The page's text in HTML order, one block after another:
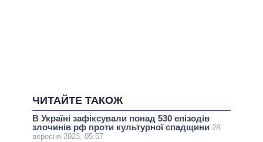
ЧИТАЙТЕ ТАКОЖ
В Україні зафіксували понад 530 епізодів
злочинів рф проти культурної спадщини 28
вересня 2023, 05:57